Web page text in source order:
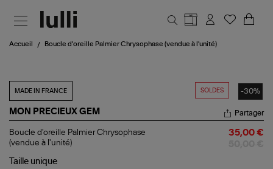
Accueil Boucle d'oreille Palmier Chrysophase (vendue à l'unité)
SOLDES -30%
MADE IN FRANCE
MON PRECIEUX GEM
Boucle
d'oreille
Chrysophase
Partager
Boucle d'oreille Palmier Chrysophase
(vendue à l'unité)
35,00 €
Taille unique